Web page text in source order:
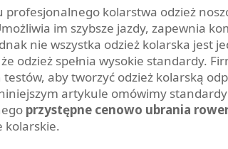
profesjonalnego kolarstwa odzież
im szybsze jazdy, zapewnia
nie wszystka odzież kolarska jest
odzież spełnia wysokie standardy.
aby tworzyć odzież kolarską
artykule omówimy
przystępne cenowo ubrania
kolarskie.